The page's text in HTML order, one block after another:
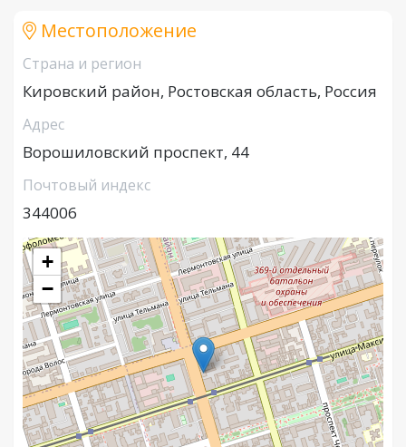
Местоположение
Страна и регион
Кировский район, Ростовская область, Россия
Адрес
Ворошиловский проспект, 44
Почтовый индекс
344006
+
−